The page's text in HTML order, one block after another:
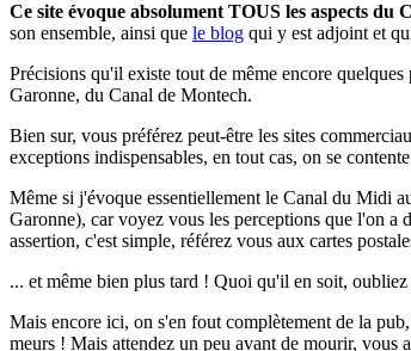
Ce site évoque absolument TOUS les aspects
son ensemble, ainsi que le blog qui y est adjoint et
Précisions qu'il existe tout de même encore
Garonne, du Canal de Montech.
Bien sur, vous préférez peut-être les sites
exceptions indispensables, en tout cas, on se
Même si j'évoque essentiellement le Canal du Midi
Garonne), car voyez vous les perceptions que l'on a
assertion, c'est simple, référez vous aux cartes
... et même bien plus tard ! Quoi qu'il en soit,
Mais encore ici, on s'en fout complètement de la
meurs ! Mais attendez un peu avant de mourir, vous